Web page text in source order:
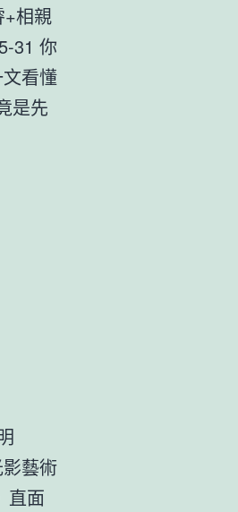
+相親
31 你
看懂
是先
藝術
直面